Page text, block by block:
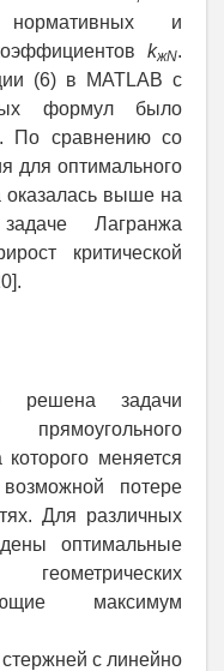
нормативных и
kжN.
(6) в MATLAB с
формул было
По сравнению со
для оптимального
оказалась выше на
Лагранжа
критической
решена задачи
меняется
потере
Для различных
оптимальные
максимум
с линейно